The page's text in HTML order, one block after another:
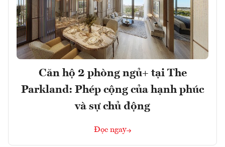
Căn hộ 2 phòng ngủ+ tại The
Parkland: Phép cộng của hạnh phúc
và sự chủ động
Đọc ngay